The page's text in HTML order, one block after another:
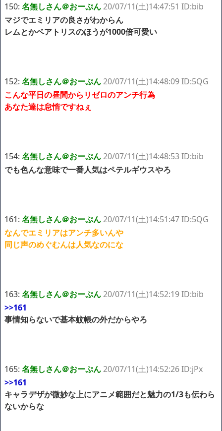
150: 名無しさん＠おーぷん20/07/11(土)14:47:51 ID:bib
マジでエミリアの良さがわからん
レムとかベアトリスのほうが1000倍可愛い
152: 名無しさん＠おーぷん20/07/11(土)14:48:09 ID:5QG
こんな平日の昼間からリゼロのアンチ行為
あなた達は怠惰ですねぇ
154: 名無しさん＠おーぷん20/07/11(土)14:48:53 ID:bib
でも色んな意味で一番人気はペテルギウスやろ
161: 名無しさん＠おーぷん20/07/11(土)14:51:47 ID:5QG
なんでエミリアはアンチ多いんや
同じ声のめぐむんは人気なのにな
163: 名無しさん＠おーぷん20/07/11(土)14:52:19 ID:bib
>>161
事情知らないで基本蚊帳の外だからやろ
165: 名無しさん＠おーぷん20/07/11(土)14:52:26 ID:jPx
>>161
キャラデザが微妙な上にアニメ範囲だと魅力の1/3も伝わら
ないからな